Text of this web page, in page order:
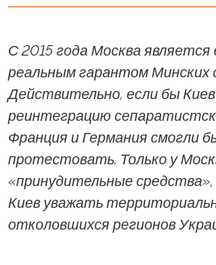
С 2015 года Москва
реальным гарантом Минских
Действительно, если бы
реинтеграцию
Франция и Германия смогли
протестовать. Только у
«принудительные
Киев уважать
отколовшихся регионов